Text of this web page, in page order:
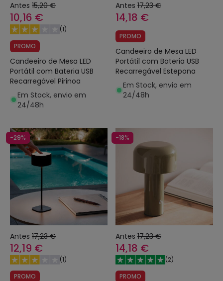
Antes 15,20 €
10,16 €
(1)
PROMO
Candeeiro de Mesa LED
Portátil com Bateria USB
Recarregável Pirinoa
Em Stock, envio em
24/48h
Antes 17,23 €
14,18 €
PROMO
Candeeiro de Mesa LED
Portátil com Bateria USB
Recarregável Estepona
Em Stock, envio em
24/48h
-29%
Antes 17,23 €
12,19 €
(1)
PROMO
-18%
Antes 17,23 €
14,18 €
(2)
PROMO